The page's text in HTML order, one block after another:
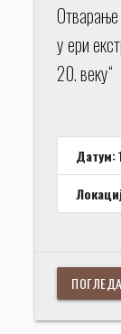
у eри
20. вeку“
Датум: